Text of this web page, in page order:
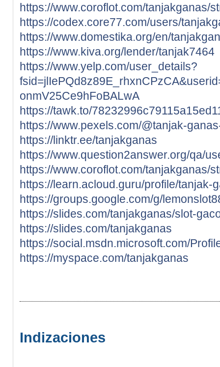
https://www.coroflot.com/tanjakganas/
https://codex.core77.com/users/
https://www.domestika.org/en/
https://www.kiva.org/lender/tanjak7464
https://www.yelp.com/user_details?
onmV25Ce9hFoBALwA
https://tawk.to/
https://www.pexels.com/@tanjak-
https://linktr.ee/tanjakganas
https://www.question2answer.org/qa/
https://www.coroflot.com/tanjakganas/
https://learn.acloud.guru/profile/tanjak-
https://groups.google.com/g/
https://slides.com/tanjakganas/slot-
https://slides.com/tanjakganas
https://social.msdn.microsoft.com/
https://myspace.com/tanjakganas
Indizaciones